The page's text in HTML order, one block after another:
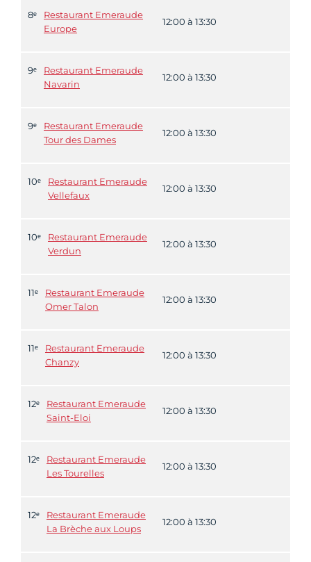
8ᵉ
Restaurant Emeraude
Europe
12:00 à 13:30
9ᵉ
Restaurant Emeraude
Navarin
12:00 à 13:30
9ᵉ
Restaurant Emeraude
Tour des Dames
12:00 à 13:30
10ᵉ
Restaurant Emeraude
Vellefaux
12:00 à 13:30
10ᵉ
Restaurant Emeraude
Verdun
12:00 à 13:30
11ᵉ
Restaurant Emeraude
Omer Talon
12:00 à 13:30
11ᵉ
Restaurant Emeraude
Chanzy
12:00 à 13:30
12ᵉ
Restaurant Emeraude
Saint-Eloi
12:00 à 13:30
12ᵉ
Restaurant Emeraude
Les Tourelles
12:00 à 13:30
12ᵉ
Restaurant Emeraude
La Brèche aux Loups
12:00 à 13:30